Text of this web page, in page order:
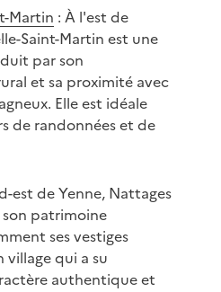
Martin : À l'est de
Saint-Martin est une
par son
et sa proximité avec
Elle est idéale
de randonnées et de
est de Yenne, Nattages
patrimoine
ses vestiges
village qui a su
authentique et